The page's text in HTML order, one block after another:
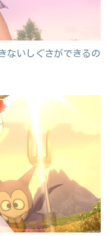
ないしぐさができるの